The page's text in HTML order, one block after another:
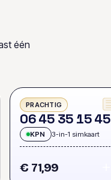
één
PRACHTIG
0645 35 1545
KPN 3-in-1 simkaart
€ 71,99